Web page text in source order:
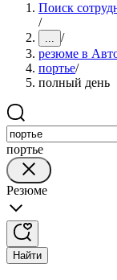
Поиск
/
... /
резюме в
портье/
полный день
портье
Резюме
Найти